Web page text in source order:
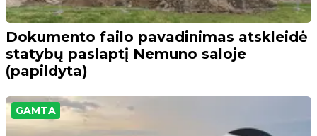
Dokumento failo pavadinimas atskleidė
statybų paslaptį Nemuno saloje
(papildyta)
GAMTA